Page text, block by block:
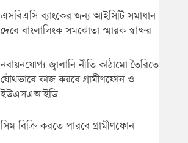
এসবিএসি ব্যাংকের জন্য আইসিটি সমাধান
দেবে বাংলালিংক সমঝোতা স্মারক স্বাক্ষর
নবায়নযোগ্য জ্বালানি নীতি কাঠামো তৈরিতে
যৌথভাবে কাজ করবে গ্রামীণফোন ও
ইউএসএআইডি
সিম বিক্রি করতে পারবে গ্রামীণফোন